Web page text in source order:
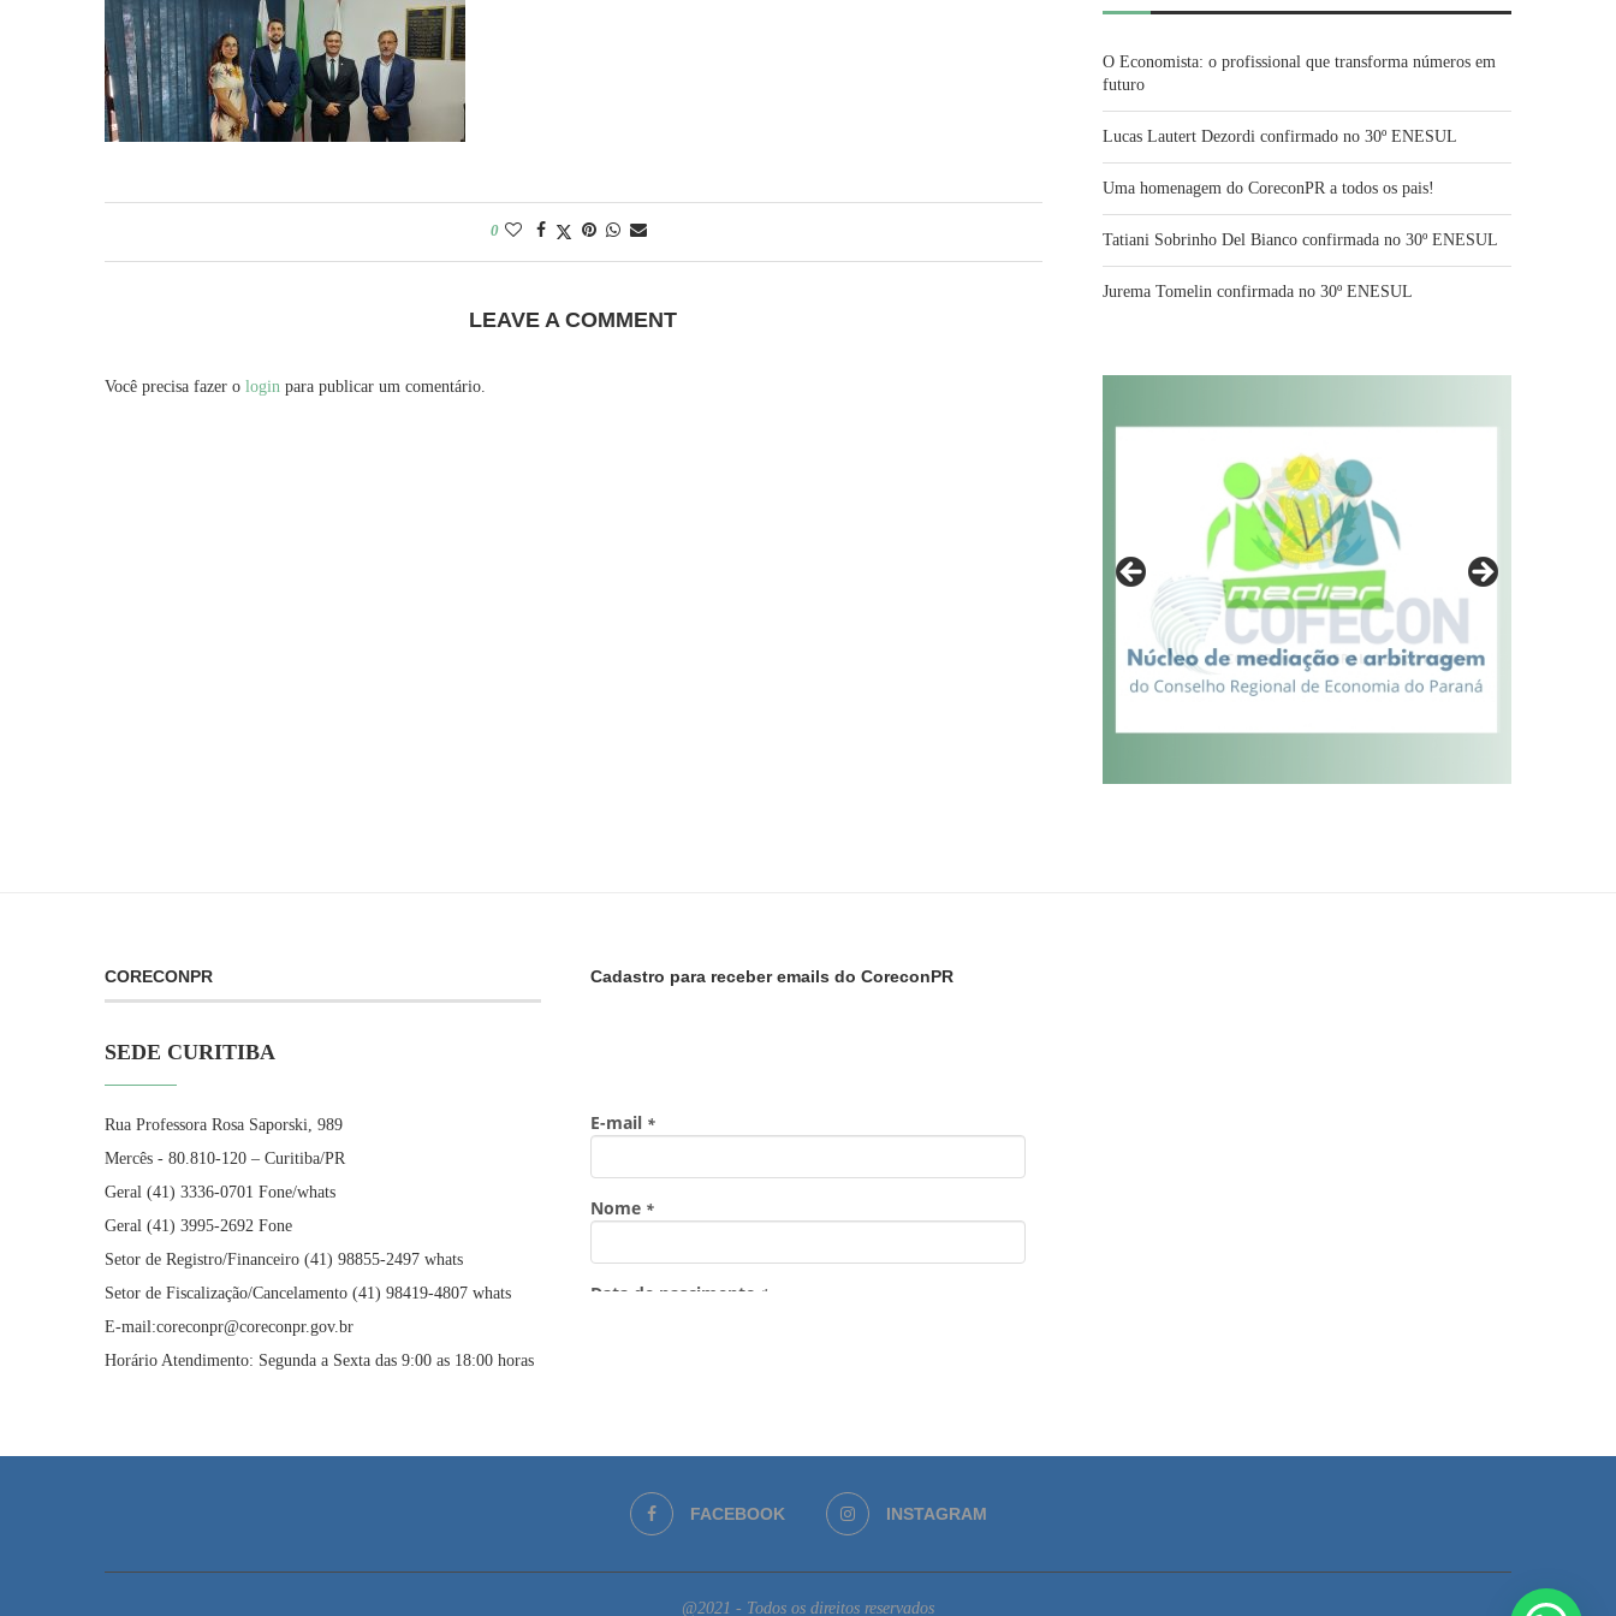
0
LEAVE A COMMENT
Você precisa fazer o login para publicar um comentário.
O Economista: o profissional que transforma números em
futuro
Lucas Lautert Dezordi confirmado no 30º ENESUL
Uma homenagem do CoreconPR a todos os pais!
Tatiani Sobrinho Del Bianco confirmada no 30º ENESUL
Jurema Tomelin confirmada no 30º ENESUL
CORECONPR
SEDE CURITIBA
Rua Professora Rosa Saporski, 989
Mercês - 80.810-120 – Curitiba/PR
Geral (41) 3336-0701 Fone/whats
Geral (41) 3995-2692 Fone
Setor de Registro/Financeiro (41) 98855-2497 whats
Setor de Fiscalização/Cancelamento (41) 98419-4807 whats
E-mail:coreconpr@coreconpr.gov.br
Horário Atendimento: Segunda a Sexta das 9:00 as 18:00 horas
Cadastro para receber emails do CoreconPR
FACEBOOK INSTAGRAM
@2021 - Todos os direitos reservados